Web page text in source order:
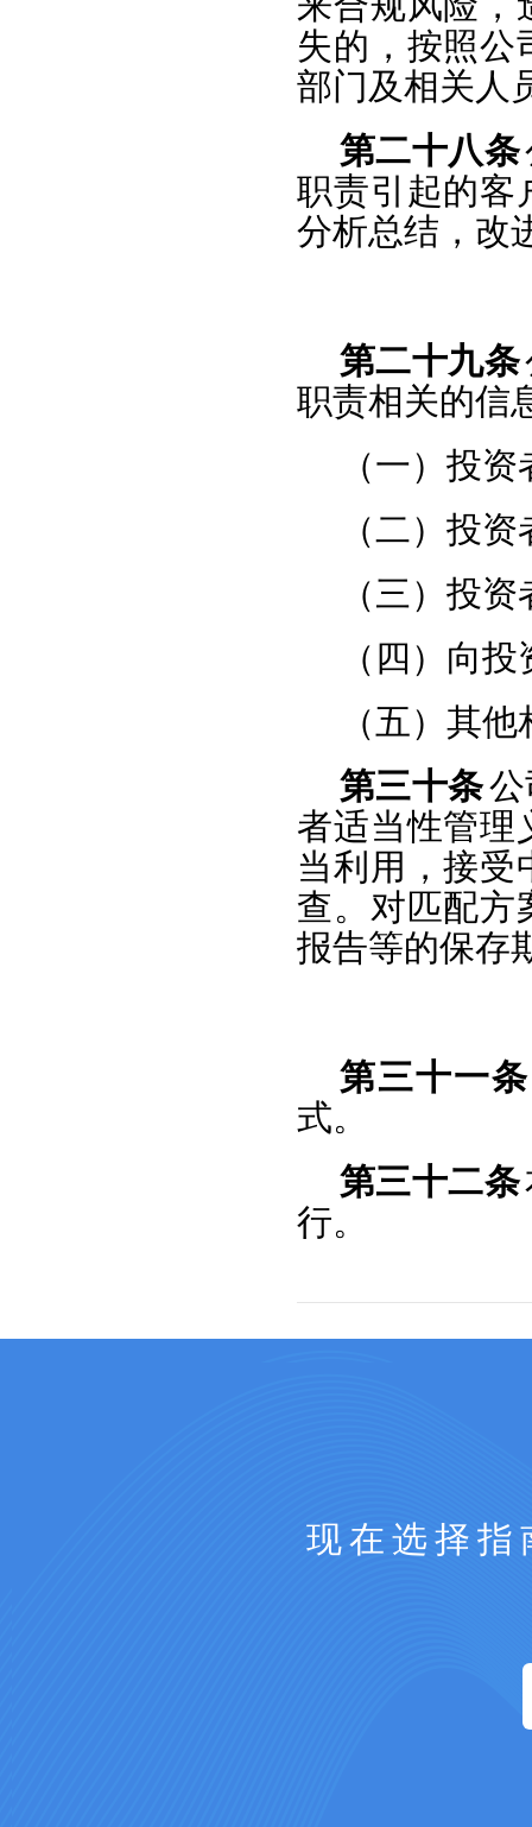
失的，按照公
部门及相关人
第二十八条
职责引起的客
分析总结，改
第二十九条
职责相关的信
（一）投
（二）投
（三）投
（四）向
（五）其
第三十条
者适当性管理
当利用，接受
查。对匹配方
报告等的保存
第三十一条
式。
第三十二条
行。
现在选择